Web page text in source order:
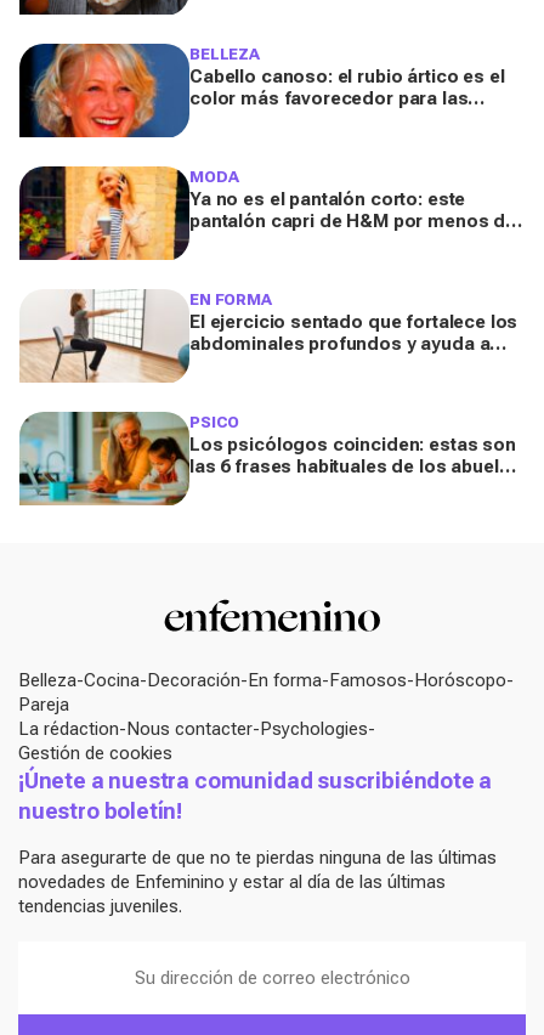
BELLEZA
Cabello canoso: el rubio ártico es el
color más favorecedor para las
MODA
Ya no es el pantalón corto: este
pantalón capri de H&M por menos de
EN FORMA
El ejercicio sentado que fortalece los
abdominales profundos y ayuda a
PSICO
Los psicólogos coinciden: estas son
las 6 frases habituales de los abuelos
Belleza Cocina Decoración En forma Famosos Horóscopo
Pareja
La rédaction Nous contacter Psychologies
Gestión de cookies
¡Únete a nuestra comunidad suscribiéndote a
nuestro boletín!
Para asegurarte de que no te pierdas ninguna de las últimas
novedades de Enfeminino y estar al día de las últimas
tendencias juveniles.